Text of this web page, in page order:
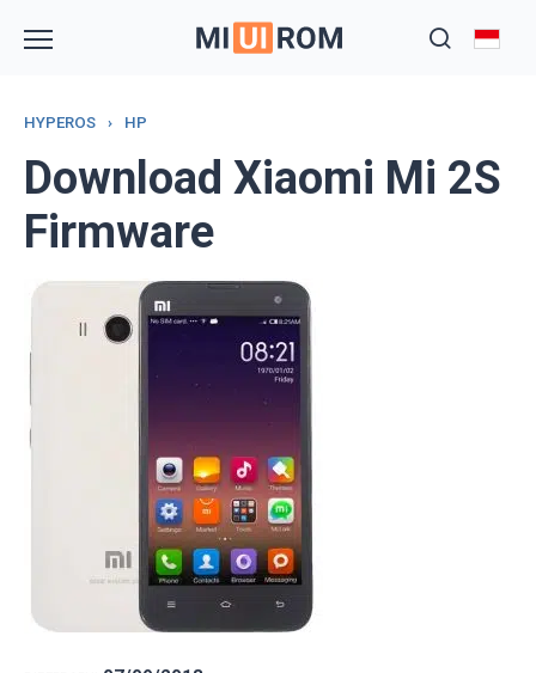
HYPEROS › HP
Download Xiaomi Mi 2S
Firmware